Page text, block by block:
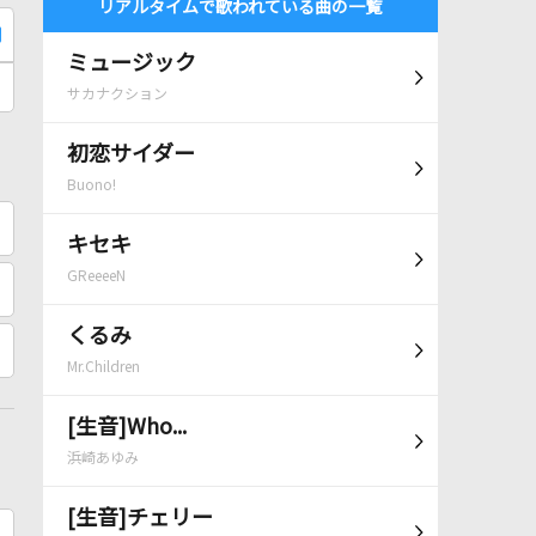
リアルタイムで歌われている曲の一覧
ミュージック
サカナクション
初恋サイダー
Buono!
キセキ
GReeeeN
くるみ
Mr.Children
[生音]Who...
浜崎あゆみ
[生音]チェリー